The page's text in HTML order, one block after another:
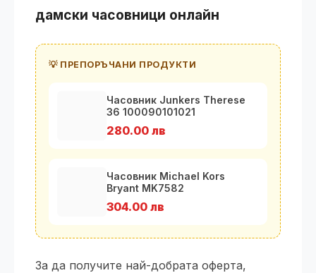
дамски часовници онлайн
💡 ПРЕПОРЪЧАНИ ПРОДУКТИ
Часовник Junkers Therese
36 100090101021
280.00 лв
Часовник Michael Kors
Bryant MK7582
304.00 лв
За да получите най-добрата оферта,